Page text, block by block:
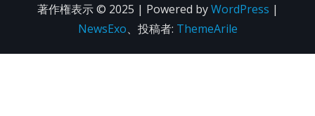
著作権表示 © 2025 | Powered byWordPress |
NewsExo、投稿者: ThemeArile